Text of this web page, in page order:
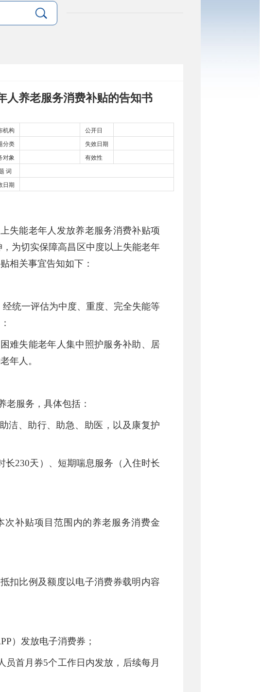
人养老服务消费补贴的告知书
机构
公开日
分类
失效日期
对象
有效性
词
日期
失能老年人发放养老服务消费补贴项
，为切实保障高昌区中度以上失能老年
相关事宜告知如下：
统一评估为中度、重度、完全失能等
难失能老年人集中照护服务补助、居
年人 。
老服务，具体包括：
洁、助行、助急、助医，以及康复护
长230天）、短期喘息服务（入住时长
补贴项目范围内的养老服务消费金
扣比例及额度以电子消费券载明内容
）发放电子消费券；
员首月券5个工作日内发放，后续每月